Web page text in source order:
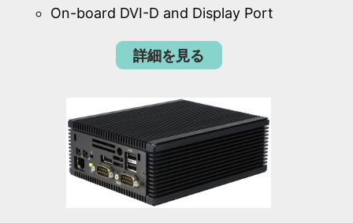
On-board DVI-D and Display Port
詳細を見る